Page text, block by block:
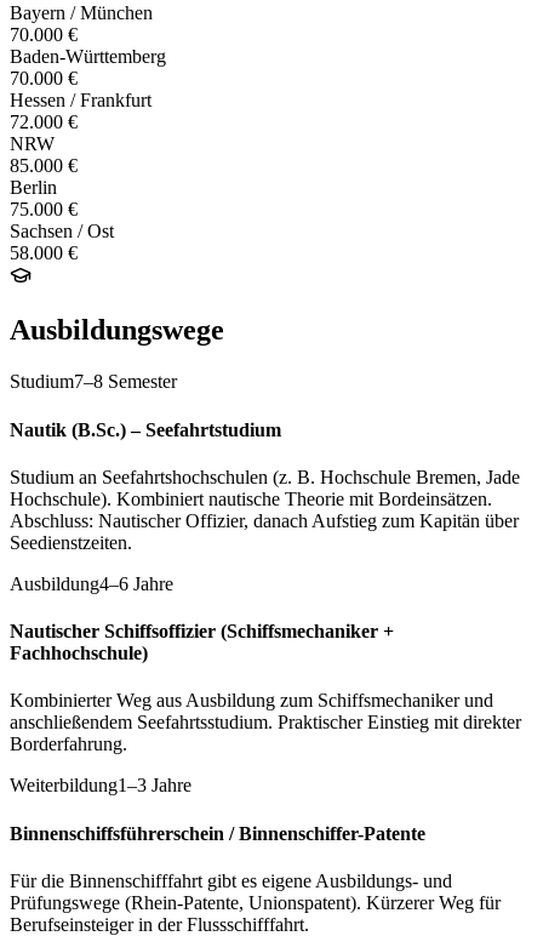
Bayern / München
70.000 €
Baden-Württemberg
70.000 €
Hessen / Frankfurt
72.000 €
NRW
85.000 €
Berlin
75.000 €
Sachsen / Ost
58.000 €
Ausbildungswege
Studium7–8 Semester
Nautik (B.Sc.) – Seefahrtstudium
Studium an Seefahrtshochschulen (z. B. Hochschule Bremen, Jade
Hochschule). Kombiniert nautische Theorie mit Bordeinsätzen.
Abschluss: Nautischer Offizier, danach Aufstieg zum Kapitän über
Seedienstzeiten.
Ausbildung4–6 Jahre
Nautischer Schiffsoffizier (Schiffsmechaniker +
Fachhochschule)
Kombinierter Weg aus Ausbildung zum Schiffsmechaniker und
anschließendem Seefahrtsstudium. Praktischer Einstieg mit direkter
Borderfahrung.
Weiterbildung1–3 Jahre
Binnenschiffsführerschein / Binnenschiffer-Patente
Für die Binnenschifffahrt gibt es eigene Ausbildungs- und
Prüfungswege (Rhein-Patente, Unionspatent). Kürzerer Weg für
Berufseinsteiger in der Flussschifffahrt.